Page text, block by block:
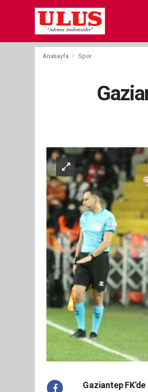
Anasayfa Spor
Gaziantep